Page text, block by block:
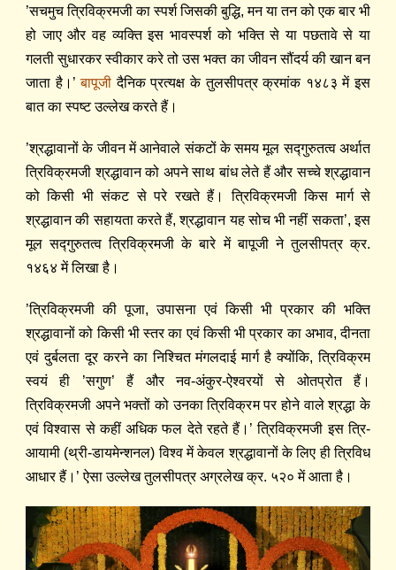
’सचमुच त्रिविक्रमजी का स्पर्श जिसकी बुद्धि, मन या तन को एक बार भी
हो जाए और वह व्यक्ति इस भावस्पर्श को भक्ति से या पछतावे से या
गलती सुधारकर स्वीकार करे तो उस भक्त का जीवन सौंदर्य की खान बन
जाता है।’ बापूजी दैनिक प्रत्यक्ष के तुलसीपत्र क्रमांक १४८३ में इस
बात का स्पष्ट उल्लेख करते हैं।
’श्रद्धावानों के जीवन में आनेवाले संकटों के समय मूल सद्‍गुरुतत्व अर्थात
त्रिविक्रमजी श्रद्धावान को अपने साथ बांध लेते हैं और सच्चे श्रद्धावान
को किसी भी संकट से परे रखते हैं। त्रिविक्रमजी किस मार्ग से
श्रद्धावान की सहायता करते हैं, श्रद्धावान यह सोच भी नहीं सकता’, इस
मूल सद्‍गुरुतत्व त्रिविक्रमजी के बारे में बापूजी ने तुलसीपत्र क्र.
१४६४ में लिखा है।
’त्रिविक्रमजी की पूजा, उपासना एवं किसी भी प्रकार की भक्ति
श्रद्धावानों को किसी भी स्तर का एवं किसी भी प्रकार का अभाव, दीनता
एवं दुर्बलता दूर करने का निश्चित मंगलदाई मार्ग है क्योंकि, त्रिविक्रम
स्वयं ही ’सगुण’ हैं और नव-अंकुर-ऐश्वरयों से ओतप्रोत हैं।
त्रिविक्रमजी अपने भक्तों को उनका त्रिविक्रम पर होने वाले श्रद्धा के
एवं विश्वास से कहीं अधिक फल देते रहते हैं।’ त्रिविक्रमजी इस त्रि-
आयामी (थ्री-डायमेन्शनल) विश्व में केवल श्रद्धावानों के लिए ही त्रिविध
आधार हैं।’ ऐसा उल्लेख तुलसीपत्र अग्रलेख क्र. ५२० में आता है।